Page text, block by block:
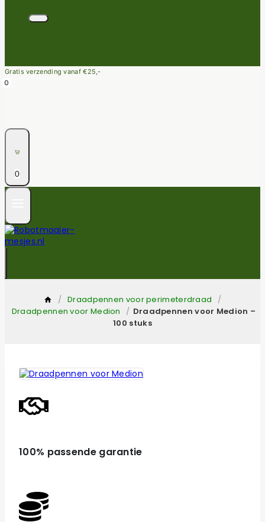
Gratis verzending vanaf €25,-
0
0
/ Draadpennen voor perimeterdraad
/
Draadpennen voor Medion
/ Draadpennen voor Medion –
100 stuks
100% passende garantie